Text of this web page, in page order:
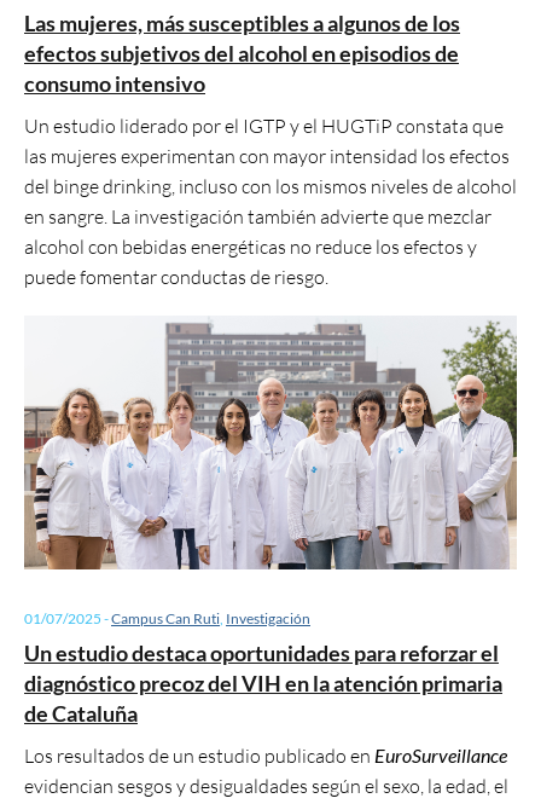
Las mujeres, más susceptibles a algunos de los
efectos subjetivos del alcohol en episodios de
consumo intensivo
Un estudio liderado por el IGTP y el HUGTiP constata que
las mujeres experimentan con mayor intensidad los efectos
del binge drinking, incluso con los mismos niveles de alcohol
en sangre. La investigación también advierte que mezclar
alcohol con bebidas energéticas no reduce los efectos y
puede fomentar conductas de riesgo.
01/07/2025 -Campus Can Ruti, Investigación
Un estudio destaca oportunidades para reforzar el
diagnóstico precoz del VIH en la atención primaria
de Cataluña
Los resultados de un estudio publicado en EuroSurveillance
evidencian sesgos y desigualdades según el sexo, la edad, el